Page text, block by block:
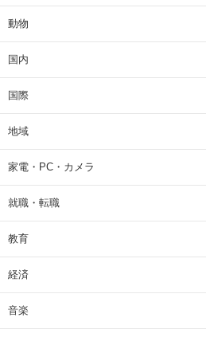
動物
国内
国際
地域
家電・PC・カメラ
就職・転職
教育
経済
音楽